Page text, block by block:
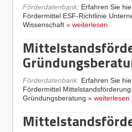
Förderdatenbank: Erfahren Sie
Fördermittel ESF-Richtlinie
Wissenschaft » weiterlesen
Förderdatenbank: Erfahren Sie
Fördermittel
Gründungsberatung » weiterlesen